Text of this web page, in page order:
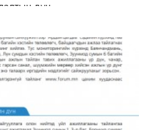
дүн